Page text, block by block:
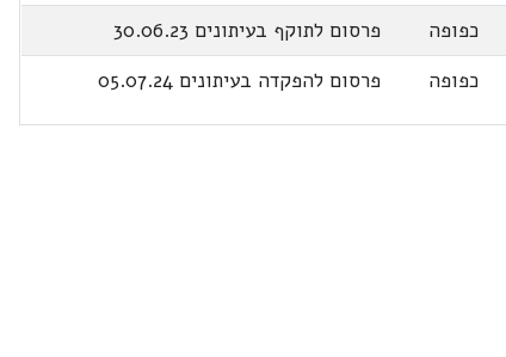
כפופה
פרסום לתוקף בעיתונים 30.06.23
כפופה פרסום להפקדה בעיתונים 05.07.24